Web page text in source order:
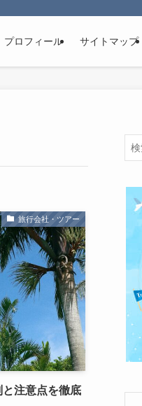
プロフィール サイトマップ
旅行会社・ツアー
注意点を徹底